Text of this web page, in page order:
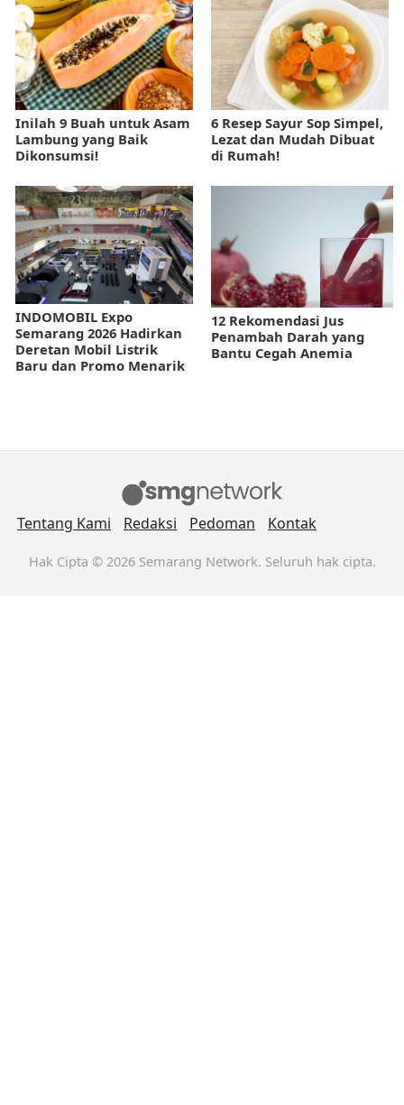
Inilah 9 Buah untuk Asam
Lambung yang Baik
Dikonsumsi!
6 Resep Sayur Sop Simpel,
Lezat dan Mudah Dibuat
di Rumah!
INDOMOBIL Expo
Semarang 2026 Hadirkan
Deretan Mobil Listrik
Baru dan Promo Menarik
12 Rekomendasi Jus
Penambah Darah yang
Bantu Cegah Anemia
Tentang Kami Redaksi Pedoman Kontak
Hak Cipta © 2026 Semarang Network. Seluruh hak cipta.